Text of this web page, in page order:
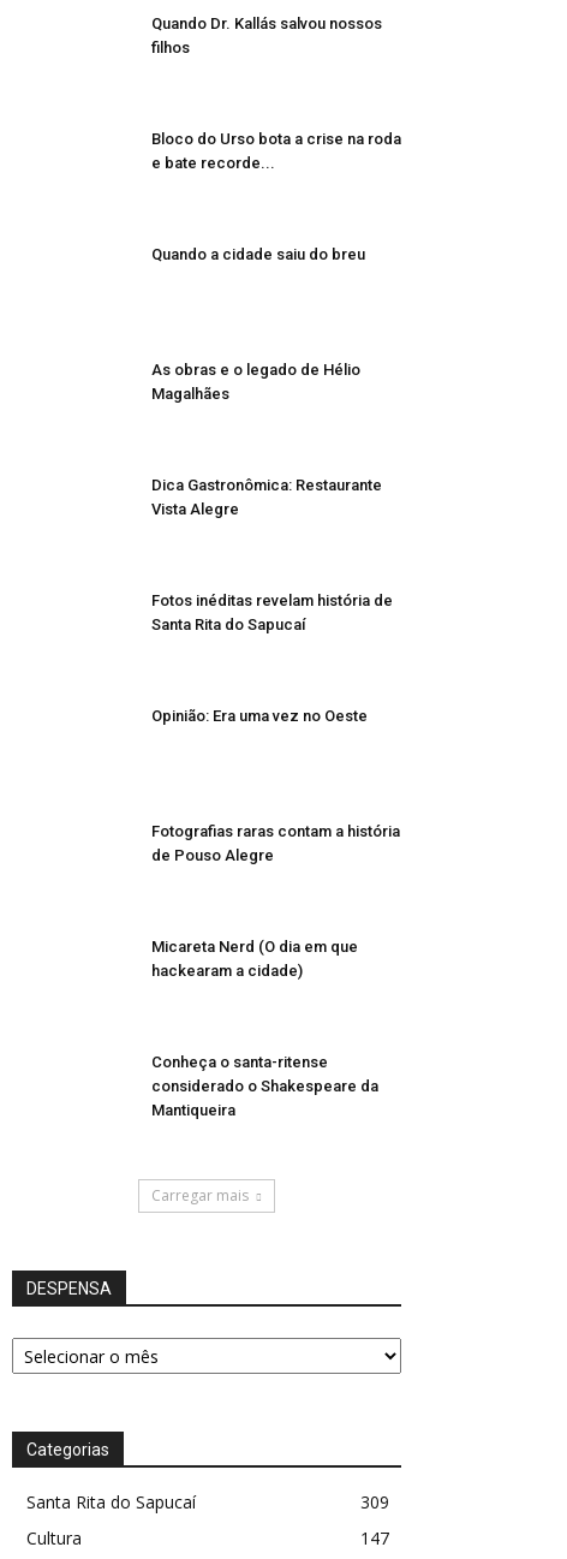
Quando Dr. Kallás salvou nossos
filhos
Bloco do Urso bota a crise na roda
e bate recorde...
Quando a cidade saiu do breu
As obras e o legado de Hélio
Magalhães
Dica Gastronômica: Restaurante
Vista Alegre
Fotos inéditas revelam história de
Santa Rita do Sapucaí
Opinião: Era uma vez no Oeste
Fotografias raras contam a história
de Pouso Alegre
Micareta Nerd (O dia em que
hackearam a cidade)
Conheça o santa-ritense
considerado o Shakespeare da
Mantiqueira
Carregar mais
DESPENSA
DESPENSA
Categorias
Santa Rita do Sapucaí
309
Cultura
147